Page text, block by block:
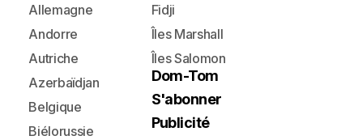
Allemagne
Andorre
Autriche
Azerbaïdjan
Belgique
Biélorussie
Fidji
Îles Marshall
Îles Salomon
Dom-Tom
S'abonner
Publicité